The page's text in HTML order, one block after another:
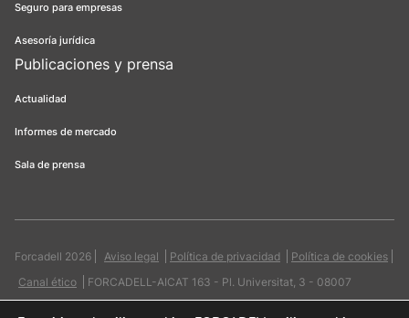
Seguro para empresas
Asesoría jurídica
Publicaciones y prensa
Actualidad
Informes de mercado
Sala de prensa
Forcadell 2026 Aviso legal Política de privacidad
Política de cookies
Canal ético
FORCADELL-AICAT 163 - Pl. Universitat, 3 - 08007